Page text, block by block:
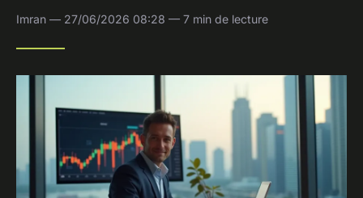
Imran — 27/06/2026 08:28 — 7 min de lecture